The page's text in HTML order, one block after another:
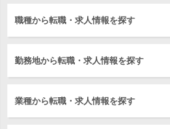
職種から転職・求人情報を探す
勤務地から転職・求人情報を探す
業種から転職・求人情報を探す